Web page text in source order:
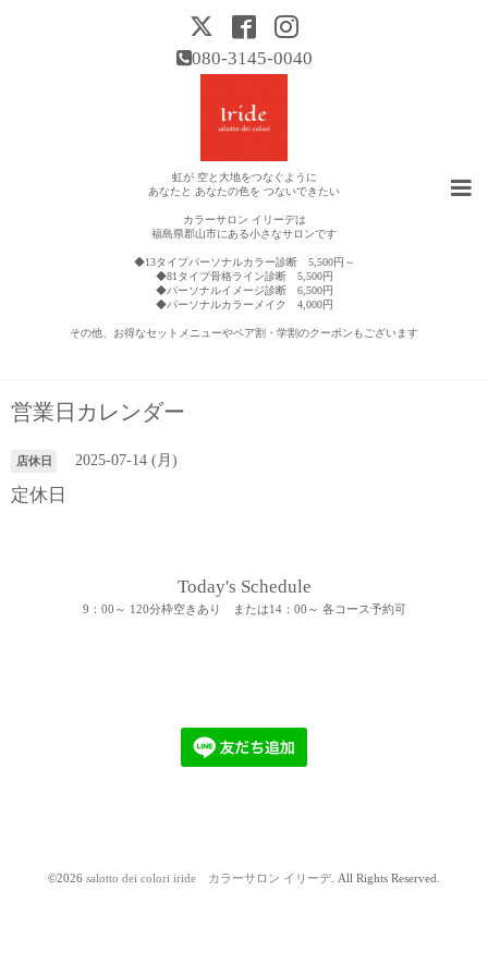
080-3145-0040
虹が 空と大地をつなぐように
あなたと あなたの色を つないできたい
カラーサロン イリーデは
福島県郡山市にある小さなサロンです
◆13タイプパーソナルカラー診断 5,500円～
◆81タイプ骨格ライン診断 5,500円
◆パーソナルイメージ診断 6,500円
◆パーソナルカラーメイク 4,000円
その他、お得なセットメニューやペア割・学割のクーポンもございます
営業日カレンダー
店休日 2025-07-14 (月)
定休日
Today's Schedule
9：00～ 120分枠空きあり または14：00～ 各コース予約可
©2026 salotto dei colori iride カラーサロン イリーデ. All Rights Reserved.